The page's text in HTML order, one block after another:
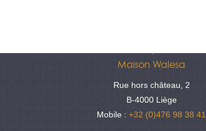
Maison Walesa
Rue hors château, 2
B-4000 Liège
Mobile :+32 (0)476 98 38 41